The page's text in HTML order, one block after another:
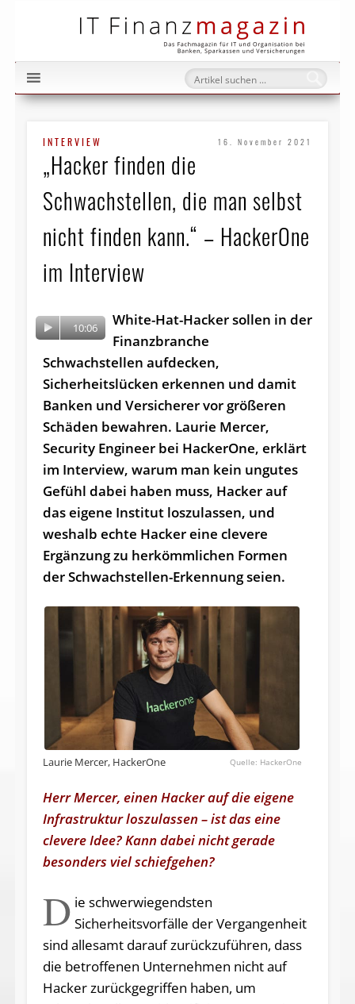
INTERVIEW 16. November 2021
„Hacker finden die
Schwachstellen, die man selbst
nicht finden kann.“ – HackerOne
im Interview
10:06
White-Hat-Hacker sollen in der
Finanzbranche
Schwachstellen aufdecken,
Sicherheitslücken erkennen und damit
Banken und Versicherer vor größeren
Schäden bewahren. Laurie Mercer,
Security Engineer bei HackerOne, erklärt
im Interview, warum man kein ungutes
Gefühl dabei haben muss, Hacker auf
das eigene Institut loszulassen, und
weshalb echte Hacker eine clevere
Ergänzung zu herkömmlichen Formen
der Schwachstellen-Erkennung seien.
Laurie Mercer, HackerOne HackerOne
Herr Mercer, einen Hacker auf die eigene
Infrastruktur loszulassen – ist das eine
clevere Idee? Kann dabei nicht gerade
besonders viel schiefgehen?
D ie schwerwiegendsten
Sicherheitsvorfälle der Vergangenheit
sind allesamt darauf zurückzuführen, dass
die betroffenen Unternehmen nicht auf
Hacker zurückgegriffen haben, um